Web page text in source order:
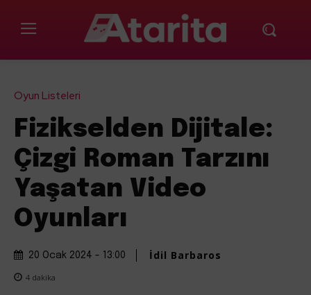
Oyun Listeleri
Fizikselden Dijitale:
Çizgi Roman Tarzını
Yaşatan Video
Oyunları
20 Ocak 2024 - 13:00 İdil Barbaros
4 dakika